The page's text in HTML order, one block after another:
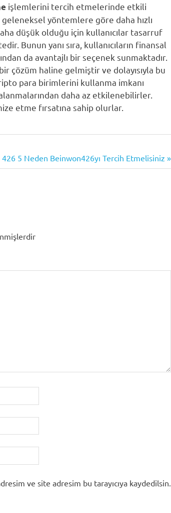
işlemlerini tercih etmelerinde etkili
yöntemlere göre daha hızlı
düşük olduğu için kullanıcılar tasarruf
Bunun yanı sıra, kullanıcıların finansal
da avantajlı bir seçenek sunmaktadır.
çözüm haline gelmiştir ve dolayısıyla bu
para birimlerini kullanma imkanı
daha az etkilenebilirler.
etme fırsatına sahip olurlar.
5 Neden Beinwon426yı Tercih Etmelisiniz
ve site adresim bu tarayıcıya kaydedilsin.